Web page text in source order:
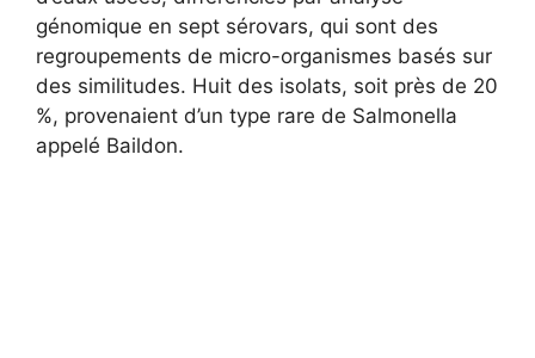
génomique en sept sérovars, qui sont des
regroupements de micro-organismes basés sur
des similitudes. Huit des isolats, soit près de 20
%, provenaient d’un type rare de Salmonella
appelé Baildon.